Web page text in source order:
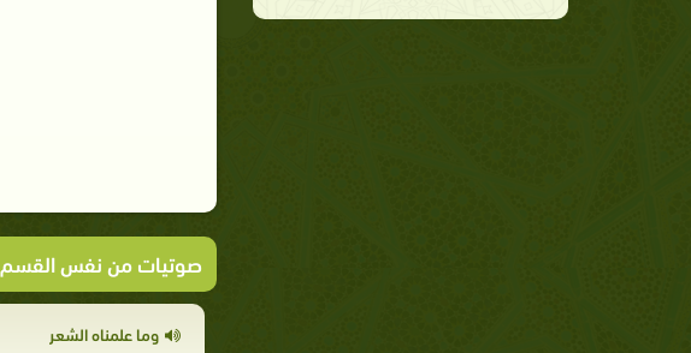
صوتيات من نفس القسم
وما علمناه الشعر